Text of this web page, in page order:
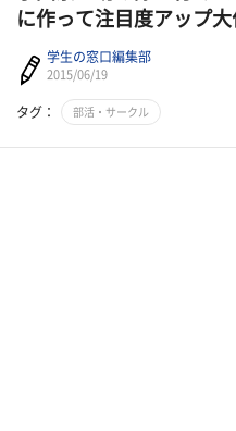
に作って注目度アップ大
学生の窓口編集部
2015/06/19
タグ： 部活・サークル